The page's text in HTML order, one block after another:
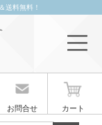
送料無料！
お問合せ カート